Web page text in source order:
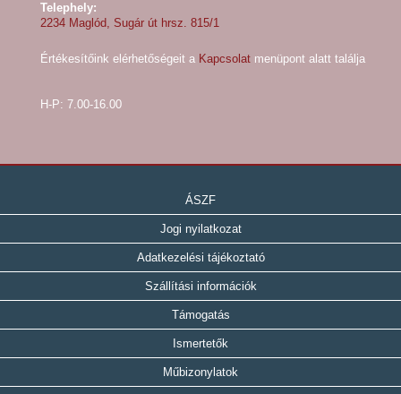
Telephely:
2234 Maglód, Sugár út hrsz. 815/1
Értékesítőink elérhetőségeit a Kapcsolat menüpont alatt találja
H-P: 7.00-16.00
ÁSZF
Jogi nyilatkozat
Adatkezelési tájékoztató
Szállítási információk
Támogatás
Ismertetők
Műbizonylatok